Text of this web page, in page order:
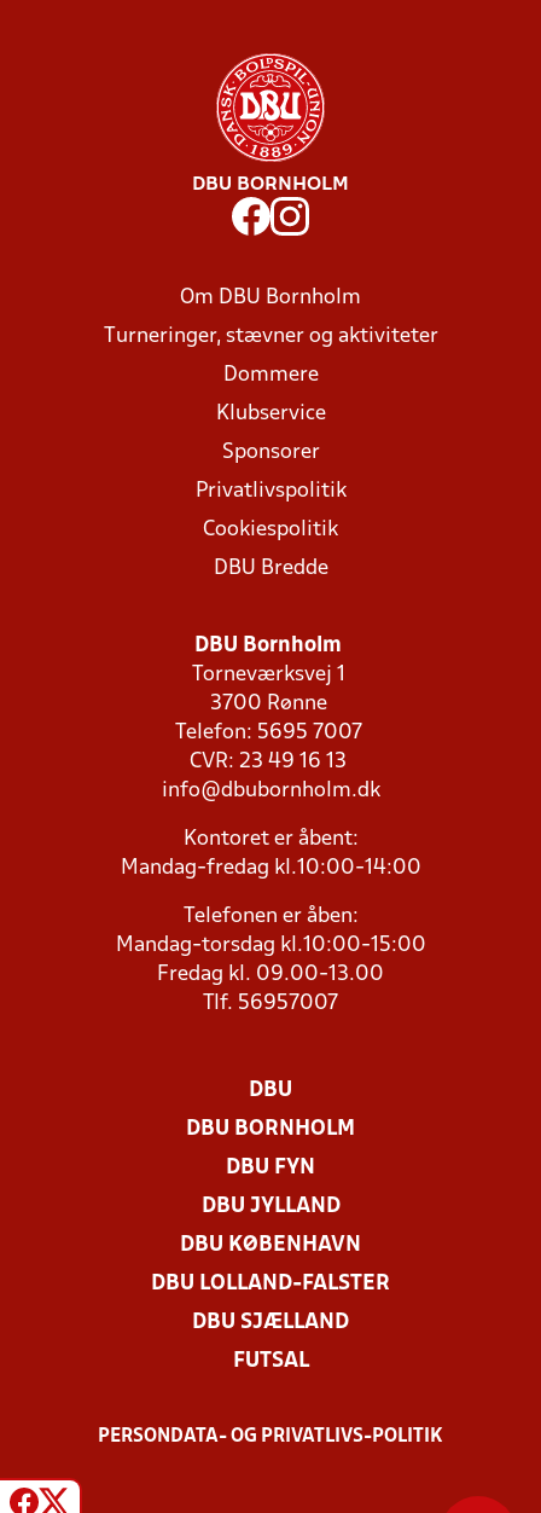
DBU BORNHOLM
Om DBU Bornholm
Turneringer, stævner og aktiviteter
Dommere
Klubservice
Sponsorer
Privatlivspolitik
Cookiespolitik
DBU Bredde
DBU Bornholm
Torneværksvej 1
3700 Rønne
Telefon: 5695 7007
CVR: 23 49 16 13
info@dbubornholm.dk
Kontoret er åbent:
Mandag-fredag kl.10:00-14:00
Telefonen er åben:
Mandag-torsdag kl.10:00-15:00
Fredag kl. 09.00-13.00
Tlf. 56957007
DBU
DBU BORNHOLM
DBU FYN
DBU JYLLAND
DBU KØBENHAVN
DBU LOLLAND-FALSTER
DBU SJÆLLAND
FUTSAL
PERSONDATA- OG PRIVATLIVS-POLITIK